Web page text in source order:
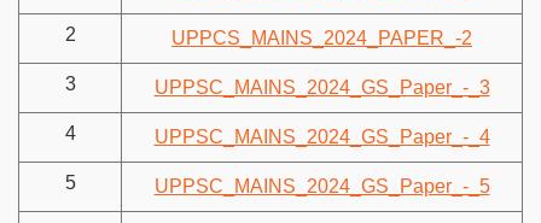
2 UPPCS_MAINS_2024_PAPER_-2
3 UPPSC_MAINS_2024_GS_Paper_-_3
4 UPPSC_MAINS_2024_GS_Paper_-_4
5 UPPSC_MAINS_2024_GS_Paper_-_5